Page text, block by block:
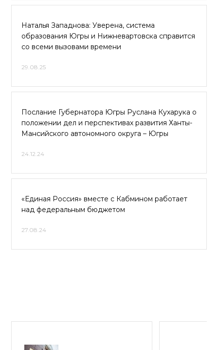
Наталья Западнова: Уверена, система
образования Югры и Нижневартовска справится
со всеми вызовами времени
29.08.25
Послание Губернатора Югры Руслана Кухарука о
положении дел и перспективах развития Ханты-
Мансийского автономного округа – Югры
24.12.24
«Единая Россия» вместе с Кабмином работает
над федеральным бюджетом
27.08.24